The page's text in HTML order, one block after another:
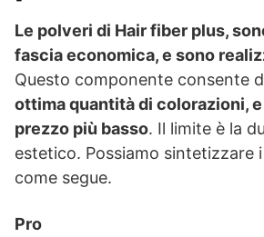
Le polveri di Hair fiber plus,
fascia economica, e sono
Questo componente consente
ottima quantità di colorazioni,
prezzo più basso. Il limite è la
estetico. Possiamo sintetizzare
come segue.
Pro